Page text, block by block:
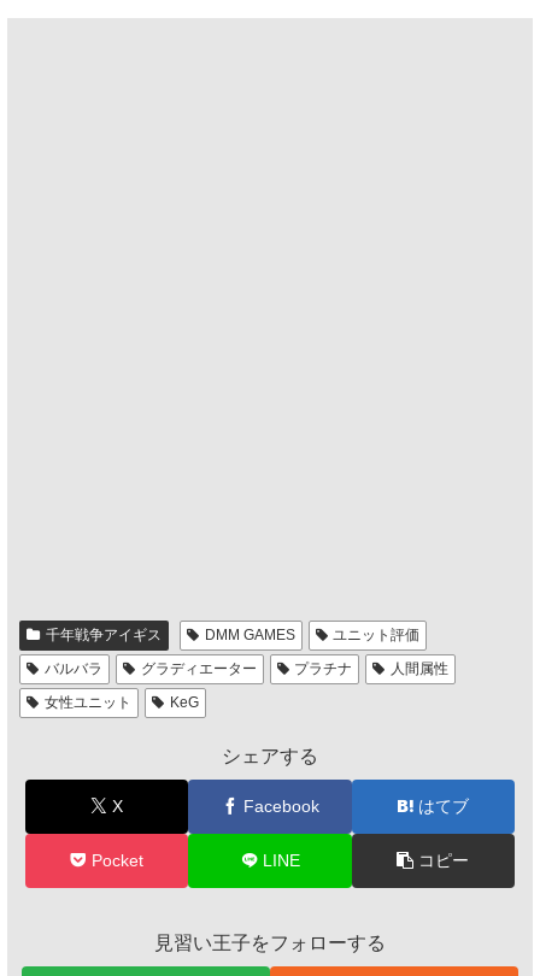
千年戦争アイギス DMM GAMES
ユニット評価
バルバラ
グラディエーター プラチナ
人間属性
女性ユニット
KeG
シェアする
X Facebook はてブ
Pocket LINE コピー
見習い王子をフォローする